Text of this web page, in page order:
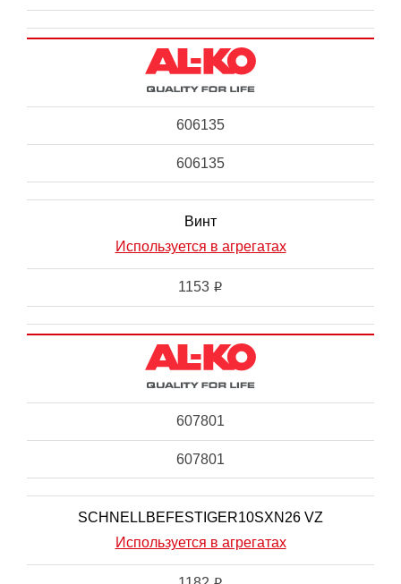
606135
606135
Винт
Используется в агрегатах
1153 i
607801
607801
SCHNELLBEFESTIGER10SXN26 VZ
Используется в агрегатах